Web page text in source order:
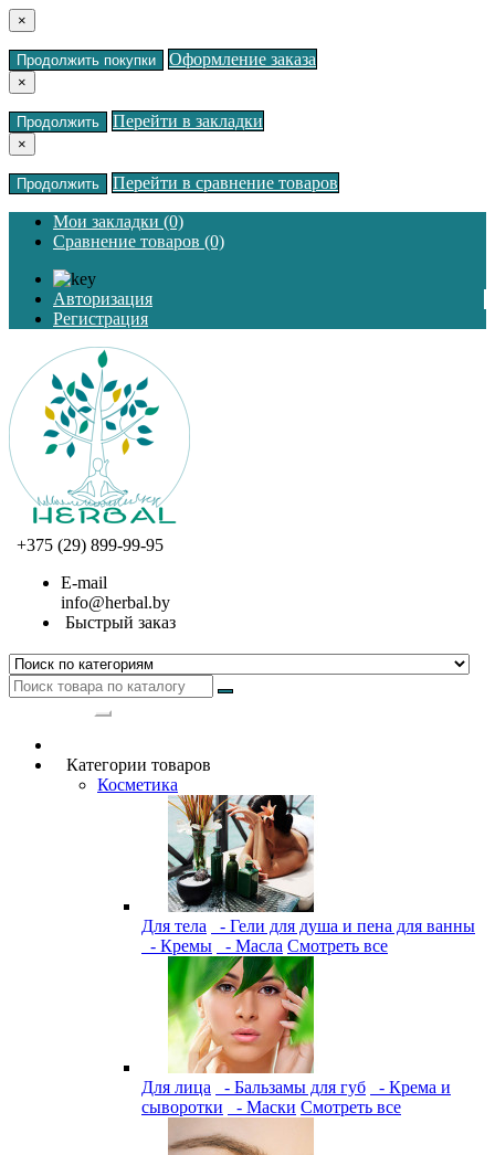
×
Продолжить покупки Оформление заказа
×
Продолжить Перейти в закладки
×
Продолжить Перейти в сравнение товаров
Мои закладки (0)
Сравнение товаров (0)
Авторизация
Регистрация
+375 (29) 899-99-95
E-mail
info@herbal.by
Быстрый заказ
Категории товаров
Косметика
Для тела
- Гели для душа и пена для ванны
- Кремы
- Масла Смотреть все
Для лица - Бальзамы для губ
- Крема и
сыворотки
- Маски Смотреть все